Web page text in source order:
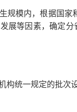
模内，根据国家
展等因素，确定
统一规定的批次